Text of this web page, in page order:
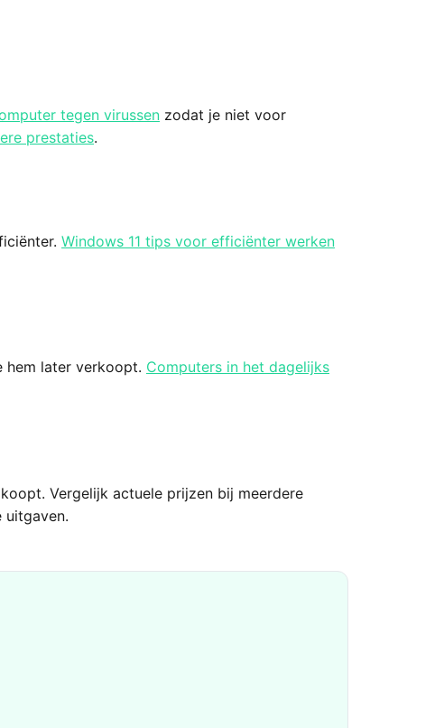
tegen virussen zodat je niet voor
prestaties.
Windows 11 tips voor efficiënter werken
hem later verkoopt. Computers in het dagelijks
Vergelijk actuele prijzen bij meerdere